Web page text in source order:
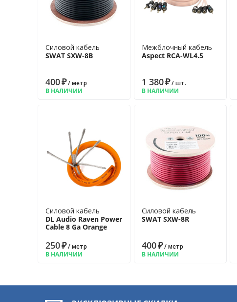
Силовой кабель
SWAT SXW-8B
400₽/ метр
В НАЛИЧИИ
Межблочный кабель
Aspect RCA-WL4.5
1 380₽/ шт.
В НАЛИЧИИ
Силовой кабель
DL Audio Raven Power
Cable 8 Ga Orange
250₽/ метр
В НАЛИЧИИ
Силовой кабель
SWAT SXW-8R
400₽/ метр
В НАЛИЧИИ